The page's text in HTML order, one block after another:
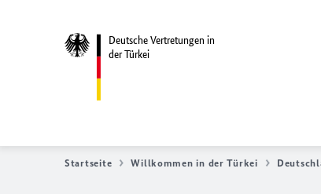
Deutsche Vertretungen in
der Türkei
Startseite Willkommen in der Türkei